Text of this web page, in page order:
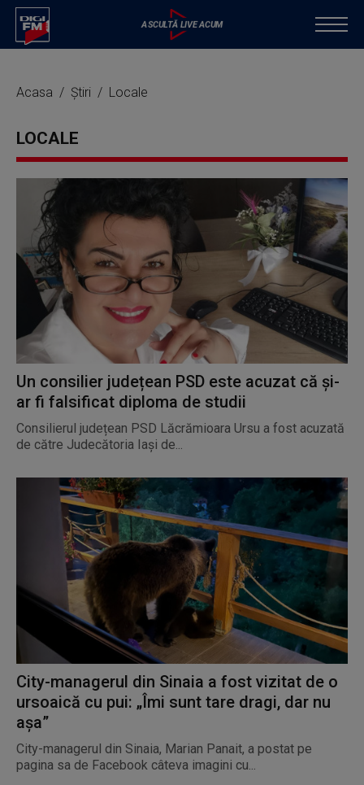
Acasa Știri Locale
LOCALE
Un consilier județean PSD este acuzat că și-
ar fi falsificat diploma de studii
Consilierul județean PSD Lăcrămioara Ursu a fost acuzată
de către Judecătoria Iași de...
City-managerul din Sinaia a fost vizitat de o
ursoaică cu pui: „Îmi sunt tare dragi, dar nu
așa”
City-managerul din Sinaia, Marian Panait, a postat pe
pagina sa de Facebook câteva imagini cu...